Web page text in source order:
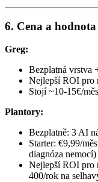
6. Cena a hodnota
Greg:
Bezplatná vrstva
Nejlepší ROI pro
Stojí ~10-15€/
Plantory:
Bezplatně: 3 AI
Starter: €9,99/
diagnóza nemocí)
Nejlepší ROI pro
400/rok na